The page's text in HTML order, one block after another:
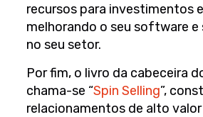
recursos para investimentos
melhorando o seu software
no seu setor.
Por fim, o livro da cabeceira
chama-se “Spin Selling”,
relacionamentos de alto